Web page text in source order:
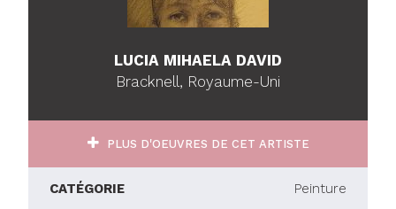
LUCIA MIHAELA DAVID
Bracknell, Royaume-Uni
PLUS D'OEUVRES DE CET ARTISTE
CATÉGORIE Peinture